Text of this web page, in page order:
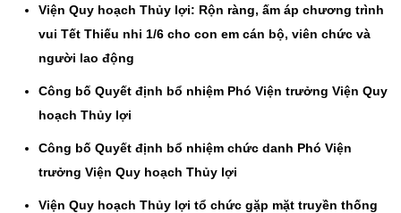
Viện Quy hoạch Thủy lợi: Rộn ràng, ấm áp chương trình
vui Tết Thiếu nhi 1/6 cho con em cán bộ, viên chức và
người lao động
Công bố Quyết định bổ nhiệm Phó Viện trưởng Viện Quy
hoạch Thủy lợi
Công bố Quyết định bổ nhiệm chức danh Phó Viện
trưởng Viện Quy hoạch Thủy lợi
Viện Quy hoạch Thủy lợi tổ chức gặp mặt truyền thống